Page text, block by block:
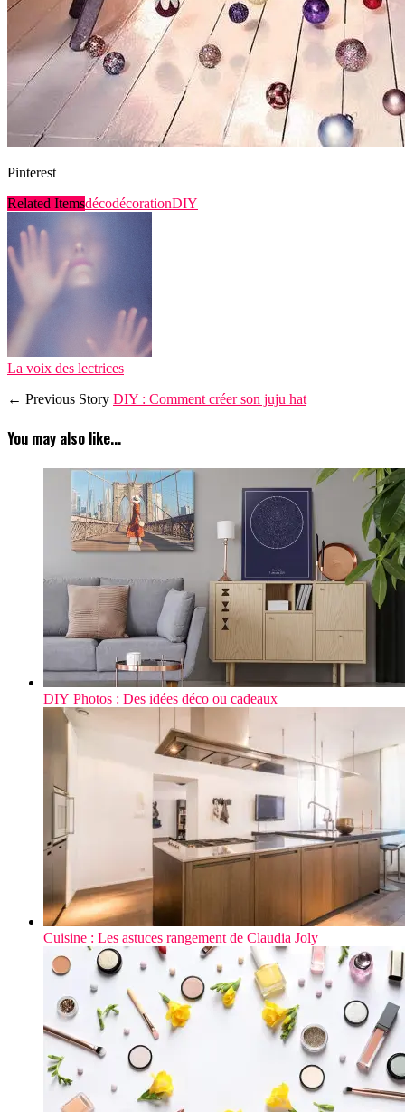
Pinterest
Related ItemsdécodécorationDIY
La voix des lectrices
← Previous Story DIY : Comment créer son juju hat
You may also like...
DIY Photos : Des idées déco ou cadeaux
Cuisine : Les astuces rangement de Claudia Joly